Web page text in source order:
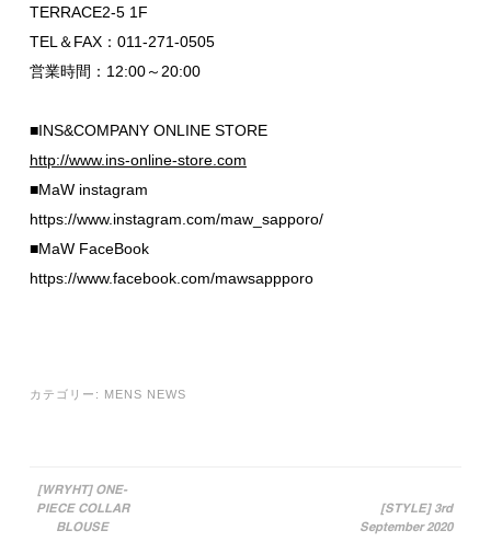
TERRACE2-5 1F
TEL＆FAX：011-271-0505
営業時間：12:00～20:00
■INS&COMPANY ONLINE STORE
http://www.ins-online-store.com
■MaW instagram
https://www.instagram.com/maw_sapporo/
■MaW FaceBook
https://www.facebook.com/mawsappporo
カテゴリー: MENS NEWS
投稿ナビゲーション
[WRYHT] ONE-
PIECE COLLAR
BLOUSE
[STYLE] 3rd
September 2020